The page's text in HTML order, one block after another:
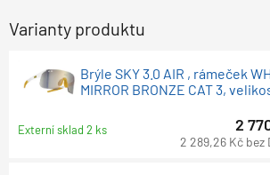
Varianty produktu
Brýle SKY 3.0 AIR , rámeček
MIRROR BRONZE CAT 3,
Externí sklad 2 ks 2
2 289,26 Kč bez